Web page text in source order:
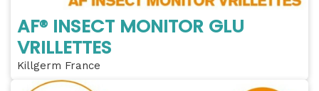
AF® INSECT MONITOR GLU
VRILLETTES
Killgerm France